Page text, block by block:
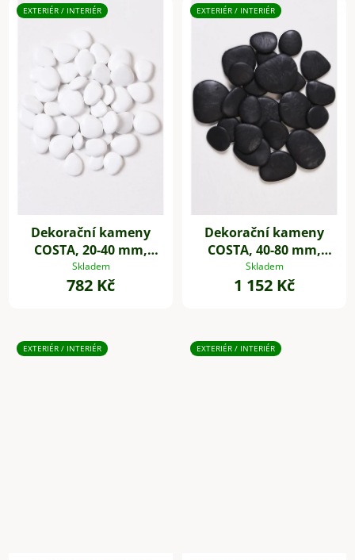
EXTERIÉR / INTERIÉR
Dekorační kameny
COSTA, 20-40 mm,
plast, bílá
Skladem
782 Kč
EXTERIÉR / INTERIÉR
Dekorační kameny
COSTA, 40-80 mm,
plast, černá
Skladem
1 152 Kč
EXTERIÉR / INTERIÉR EXTERIÉR / INTERIÉR